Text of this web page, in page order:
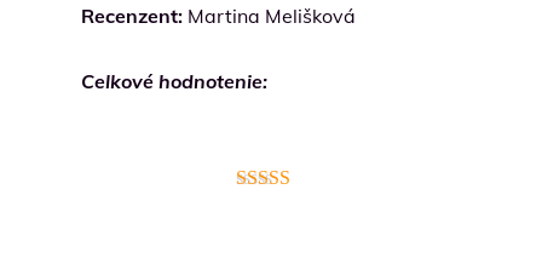
Recenzent: Martina Melišková
Celkové hodnotenie: